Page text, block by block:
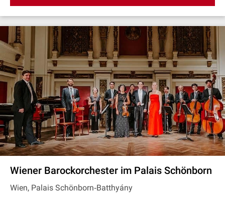
Wiener Barockorchester im Palais Schönborn
Wien, Palais Schönborn‐Batthyány